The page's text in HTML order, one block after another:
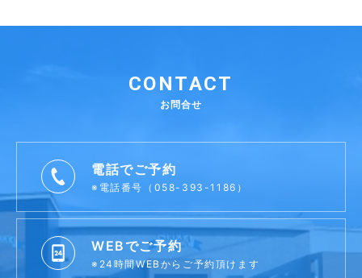
CONTACT
お問合せ
電話でご予約
※電話番号（058-393-1186）
WEBでご予約
※24時間WEBからご予約頂けます